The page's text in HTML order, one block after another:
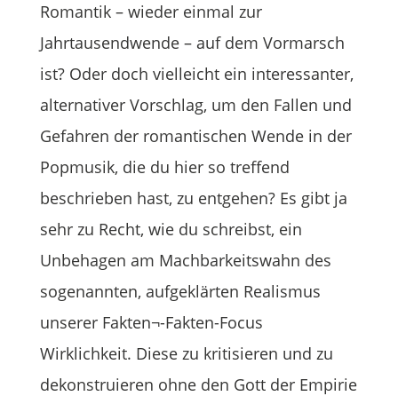
Romantik – wieder einmal zur
Jahrtausendwende – auf dem Vormarsch
ist? Oder doch vielleicht ein interessanter,
alternativer Vorschlag, um den Fallen und
Gefahren der romantischen Wende in der
Popmusik, die du hier so treffend
beschrieben hast, zu entgehen? Es gibt ja
sehr zu Recht, wie du schreibst, ein
Unbehagen am Machbarkeitswahn des
sogenannten, aufgeklärten Realismus
unserer Fakten¬-Fakten-Focus
Wirklichkeit. Diese zu kritisieren und zu
dekonstruieren ohne den Gott der Empirie